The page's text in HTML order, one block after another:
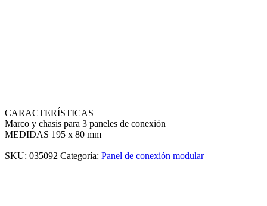
CARACTERÍSTICAS
Marco y chasis para 3 paneles de conexión
MEDIDAS 195 x 80 mm
SKU: 035092 Categoría: Panel de conexión modular